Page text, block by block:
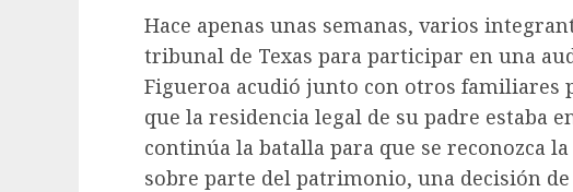
Hace apenas unas semanas, varios
tribunal de Texas para participar en una
Figueroa acudió junto con otros familiares
que la residencia legal de su padre estaba
continúa la batalla para que se reconozca
sobre parte del patrimonio, una decisión